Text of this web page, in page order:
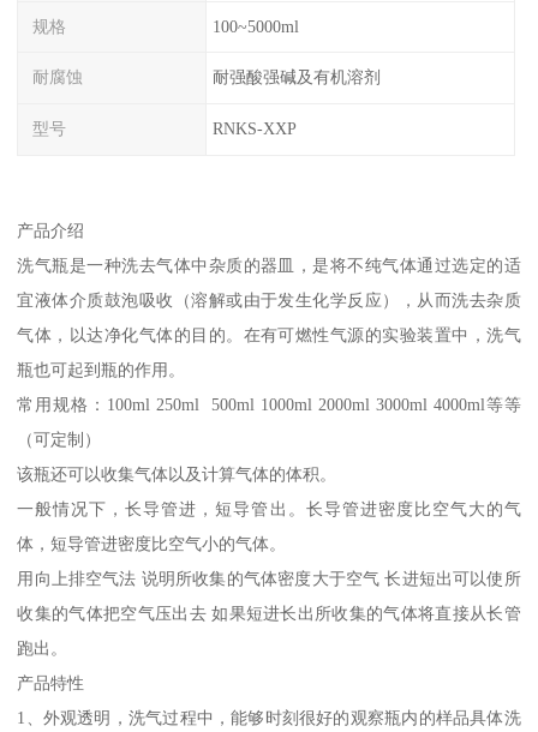
规格 100~5000ml
耐腐蚀 耐强酸强碱及有机溶剂
型号 RNKS-XXP
产品介绍
洗气瓶是一种洗去气体中杂质的器皿，是将不纯气体通过选定的适
宜液体介质鼓泡吸收（溶解或由于发生化学反应），从而洗去杂质
气体，以达净化气体的目的。在有可燃性气源的实验装置中，洗气
瓶也可起到瓶的作用。
常用规格：100ml 250ml 500ml 1000ml 2000ml 3000ml 4000ml等等
（可定制）
该瓶还可以收集气体以及计算气体的体积。
一般情况下，长导管进，短导管出。长导管进密度比空气大的气
体，短导管进密度比空气小的气体。
用向上排空气法 说明所收集的气体密度大于空气 长进短出可以使所
收集的气体把空气压出去 如果短进长出所收集的气体将直接从长管
跑出。
产品特性
1、外观透明，洗气过程中，能够时刻很好的观察瓶内的样品具体洗